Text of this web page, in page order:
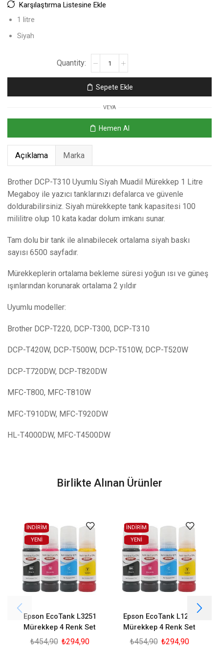
Karşılaştırma Listesine Ekle
1 litre
Siyah
Sepete Ekle
VEYA
Hemen Al
Açıklama Marka
Brother DCP-T310 Uyumlu Siyah Muadil Mürekkep 1 Litre
Megaboy ile yazıcı tanklarınızı defalarca ve güvenle
doldurabilirsiniz. Siyah mürekkepte tank kapasitesi 100
mililitre olup 10 kata kadar dolum imkanı sunar.
Tam dolu bir tank ile alınabilecek ortalama siyah baskı
sayısı 6500 sayfadır.
Mürekkeplerin ortalama bekleme süresi yoğun ısı ve güneş
ışınlarından korunarak ortalama 2 yıldır
Uyumlu modeller:
Brother DCP-T220, DCP-T300, DCP-T310
DCP-T420W, DCP-T500W, DCP-T510W, DCP-T520W
DCP-T720DW, DCP-T820DW
MFC-T800, MFC-T810W
MFC-T910DW, MFC-T920DW
HL-T4000DW, MFC-T4500DW
Birlikte Alınan Ürünler
İNDİRİM
YENI
Epson EcoTank L3251
Mürekkep 4 Renk Set
₺454,90 ₺294,90
İNDİRİM
YENI
Epson EcoTank L1210
Mürekkep 4 Renk Set
₺454,90 ₺294,90